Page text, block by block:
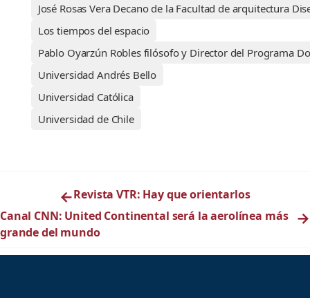
José Rosas Vera Decano de la Facultad de arquitectura
Los tiempos del espacio
Pablo Oyarzún Robles filósofo y Director del Programa
Universidad Andrés Bello
Universidad Católica
Universidad de Chile
←Revista VTR: Hay que orientarlos
Canal CNN: United Continental será la aerolínea más
grande del mundo
→